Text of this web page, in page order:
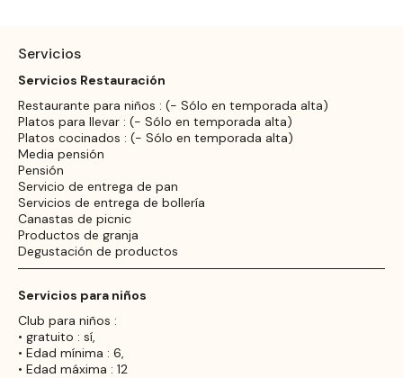
Servicios
Servicios Restauración
Restaurante para niños : (- Sólo en temporada alta)
Platos para llevar : (- Sólo en temporada alta)
Platos cocinados : (- Sólo en temporada alta)
Media pensión
Pensión
Servicio de entrega de pan
Servicios de entrega de bollería
Canastas de picnic
Productos de granja
Degustación de productos
Servicios para niños
Club para niños :
• gratuito : sí,
• Edad mínima : 6,
• Edad máxima : 12